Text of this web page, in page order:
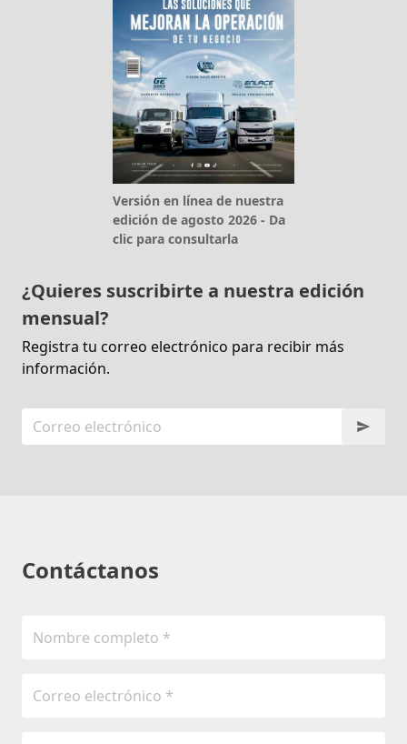
Versión en línea de nuestra
edición de agosto 2026 - Da
clic para consultarla
¿Quieres suscribirte a nuestra edición
mensual?
Registra tu correo electrónico para recibir más
información.
Contáctanos